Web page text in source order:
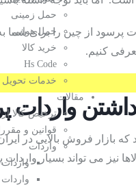
حمل زمینی
حمل هوایی
خرید کالا
Hs Code
خدمات تحویل door to door
مقالات
ترخیص کالا
قوانین و
واردات
پرسود از چین را برای شما
کنیم.
واردات
بازار فروش بالایی در
نیز می تواند بسیار